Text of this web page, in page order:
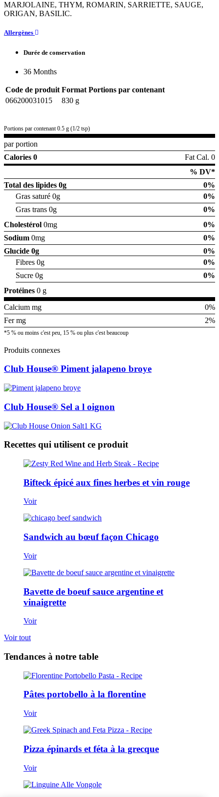
MARJOLAINE, THYM, ROMARIN, SARRIETTE, SAUGE,
ORIGAN, BASILIC.
Allergènes
Durée de conservation
36 Months
Code de produit Format Portions par contenant
066200031015
830 g
Portions par contenant 0.5 g (1/2 tsp)
par portion
Calories 0
Fat Cal. 0
% DV*
Total des lipides 0g
0%
Gras saturé 0g
0%
Gras trans 0g
0%
Cholestérol 0mg
0%
Sodium 0mg
0%
Glucide 0g
0%
Fibres 0g
0%
Sucre 0g
0%
Protéines 0 g
Calcium mg
0%
Fer mg
2%
*5 % ou moins c'est peu, 15 % ou plus c'est beaucoup
Produits connexes
Club House® Piment jalapeno broye
Club House® Sel a l oignon
Recettes qui utilisent ce produit
Bifteck épicé aux fines herbes et vin rouge
Voir
Sandwich au bœuf façon Chicago
Voir
Bavette de boeuf sauce argentine et
vinaigrette
Voir
Voir tout
Tendances à notre table
Pâtes portobello à la florentine
Voir
Pizza épinards et féta à la grecque
Voir